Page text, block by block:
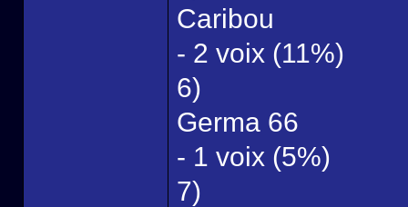
Caribou
- 2 voix (11%)
6)
Germa 66
- 1 voix (5%)
7)